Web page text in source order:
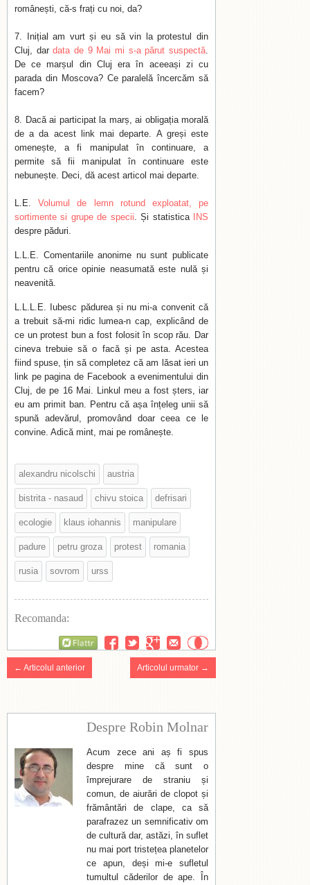
românești, că-s frați cu noi, da?
Inițial am vurt și eu să vin la protestul din
Cluj, dardata de 9 Mai mi s-a părut suspectă.
De ce marșul din Cluj era în aceeași zi cu
parada din Moscova? Ce paralelă încercăm să
facem?
Dacă ai participat la marș, ai obligația morală
de a da acest link mai departe. A greși este
omenește, a fi manipulat în continuare, a
permite să fii manipulat în continuare este
nebunește. Deci, dă acest articol mai departe.
L.E.Volumul de lemn rotund exploatat, pe
sortimente si grupe de specii. Și statistica
INS
despre păduri.
L.L.E. Comentariile anonime nu sunt publicate
pentru că orice opinie neasumată este nulă și
neavenită.
L.L.L.E. Iubesc pădurea și nu mi-a convenit că
a trebuit să-mi ridic lumea-n cap, explicând de
ce un protest bun a fost folosit în scop rău. Dar
cineva trebuie să o facă și pe asta. Acestea
fiind spuse, țin să completez că am lăsat ieri un
link pe pagina de Facebook a evenimentului din
Cluj, de pe 16 Mai. Linkul meu a fost șters, iar
eu am primit ban. Pentru că așa înțeleg unii să
spună adevărul, promovând doar ceea ce le
convine. Adică mint, mai pe românește.
alexandru nicolschi austria
bistrita - nasaud chivu stoica defrisari
ecologie klaus iohannis manipulare
padure petru groza protest romania
rusia sovrom urss
Recomanda:
← Articolul anterior Articolul urmator →
Despre Robin Molnar
Acum zece ani aș fi spus
despre mine că sunt o
împrejurare de straniu și
comun, de aiurări de clopot și
frământări de clape, ca să
parafrazez un semnificativ om
de cultură dar, astăzi, în suflet
nu mai port tristețea planetelor
ce apun, deși mi-e sufletul
tumultul căderilor de ape. În